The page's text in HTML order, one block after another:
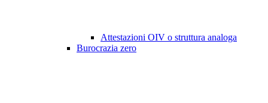
Attestazioni OIV o struttura analoga
Burocrazia zero